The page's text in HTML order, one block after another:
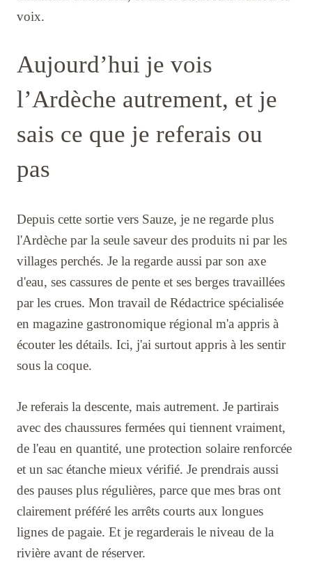
voix.
Aujourd’hui je vois
l’Ardèche autrement, et je
sais ce que je referais ou
pas
Depuis cette sortie vers Sauze, je ne regarde plus
l'Ardèche par la seule saveur des produits ni par les
villages perchés. Je la regarde aussi par son axe
d'eau, ses cassures de pente et ses berges travaillées
par les crues. Mon travail de Rédactrice spécialisée
en magazine gastronomique régional m'a appris à
écouter les détails. Ici, j'ai surtout appris à les sentir
sous la coque.
Je referais la descente, mais autrement. Je partirais
avec des chaussures fermées qui tiennent vraiment,
de l'eau en quantité, une protection solaire renforcée
et un sac étanche mieux vérifié. Je prendrais aussi
des pauses plus régulières, parce que mes bras ont
clairement préféré les arrêts courts aux longues
lignes de pagaie. Et je regarderais le niveau de la
rivière avant de réserver.